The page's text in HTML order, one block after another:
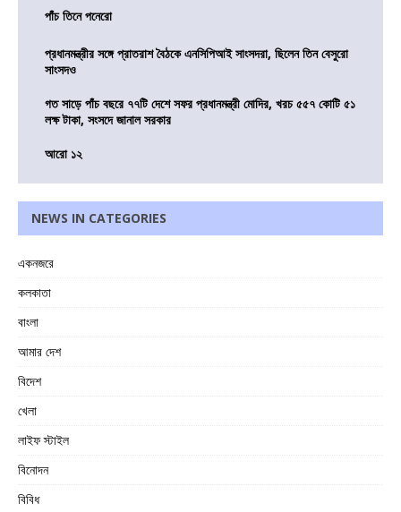
পাঁচ তিনে পনেরো
প্রধানমন্ত্রীর সঙ্গে প্রাতরাশ বৈঠকে এনসিপিআই সাংসদরা, ছিলেন তিন বেসুরো
সাংসদও
গত সাড়ে পাঁচ বছরে ৭৭টি দেশে সফর প্রধানমন্ত্রী মোদির, খরচ ৫৫৭ কোটি ৫১
লক্ষ টাকা, সংসদে জানাল সরকার
আরো ১২
NEWS IN CATEGORIES
একনজরে
কলকাতা
বাংলা
আমার দেশ
বিদেশ
খেলা
লাইফ স্টাইল
বিনোদন
বিবিধ